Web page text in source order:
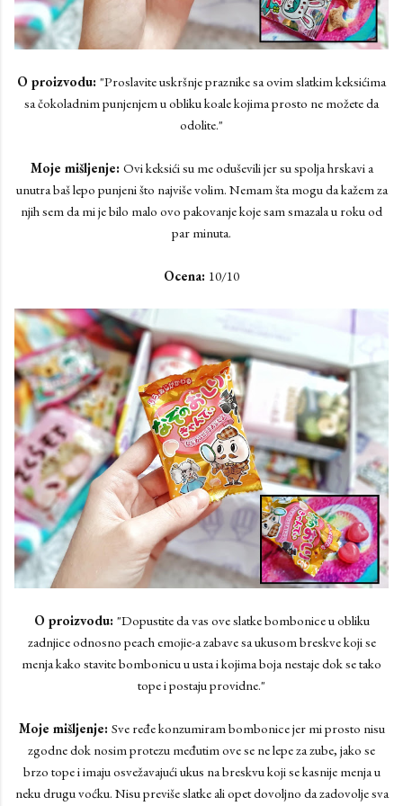
O proizvodu: "Proslavite uskršnje praznike sa ovim slatkim keksićima
sa čokoladnim punjenjem u obliku koale kojima prosto ne možete da
odolite."
Moje mišljenje: Ovi keksići su me oduševili jer su spolja hrskavi a
unutra baš lepo punjeni što najviše volim. Nemam šta mogu da kažem za
njih sem da mi je bilo malo ovo pakovanje koje sam smazala u roku od
par minuta.
Ocena: 10/10
O proizvodu: "Dopustite da vas ove slatke bombonice u obliku
zadnjice odnosno peach emojie-a zabave sa ukusom breskve koji se
menja kako stavite bombonicu u usta i kojima boja nestaje dok se tako
tope i postaju providne."
Moje mišljenje: Sve ređe konzumiram bombonice jer mi prosto nisu
zgodne dok nosim protezu međutim ove se ne lepe za zube, jako se
brzo tope i imaju osvežavajući ukus na breskvu koji se kasnije menja u
neku drugu voćku. Nisu previše slatke ali opet dovoljno da zadovolje sva